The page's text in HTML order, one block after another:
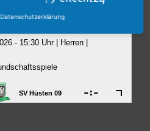
Datenschutzerklärung